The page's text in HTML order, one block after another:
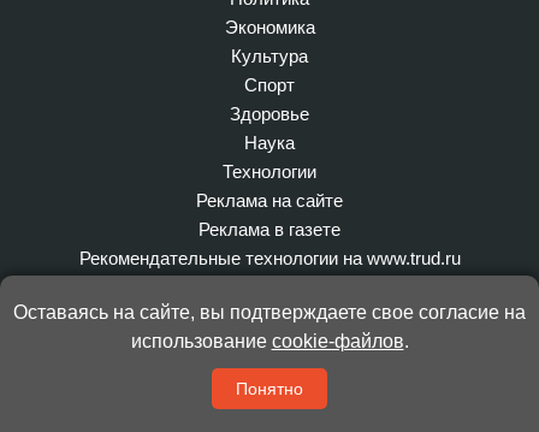
Экономика
Культура
Спорт
Здоровье
Наука
Технологии
Реклама на сайте
Реклама в газете
Рекомендательные технологии на www.trud.ru
Яндекс Дзен
Одноклассники
Telegram
Оставаясь на сайте, вы подтверждаете свое согласие на
использование cookie-файлов.
Понятно